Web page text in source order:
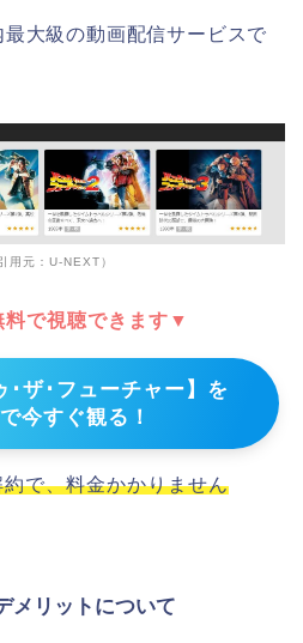
大級の動画配信サービスで
用元：U-NEXT）
で視聴できます▼
ザ･フューチャー】を
今すぐ観る！
で、料金かかりません
メリットについて